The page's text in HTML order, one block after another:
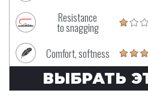
Resistance
to snagging
Comfort, softness
ВЫБРАТЬ